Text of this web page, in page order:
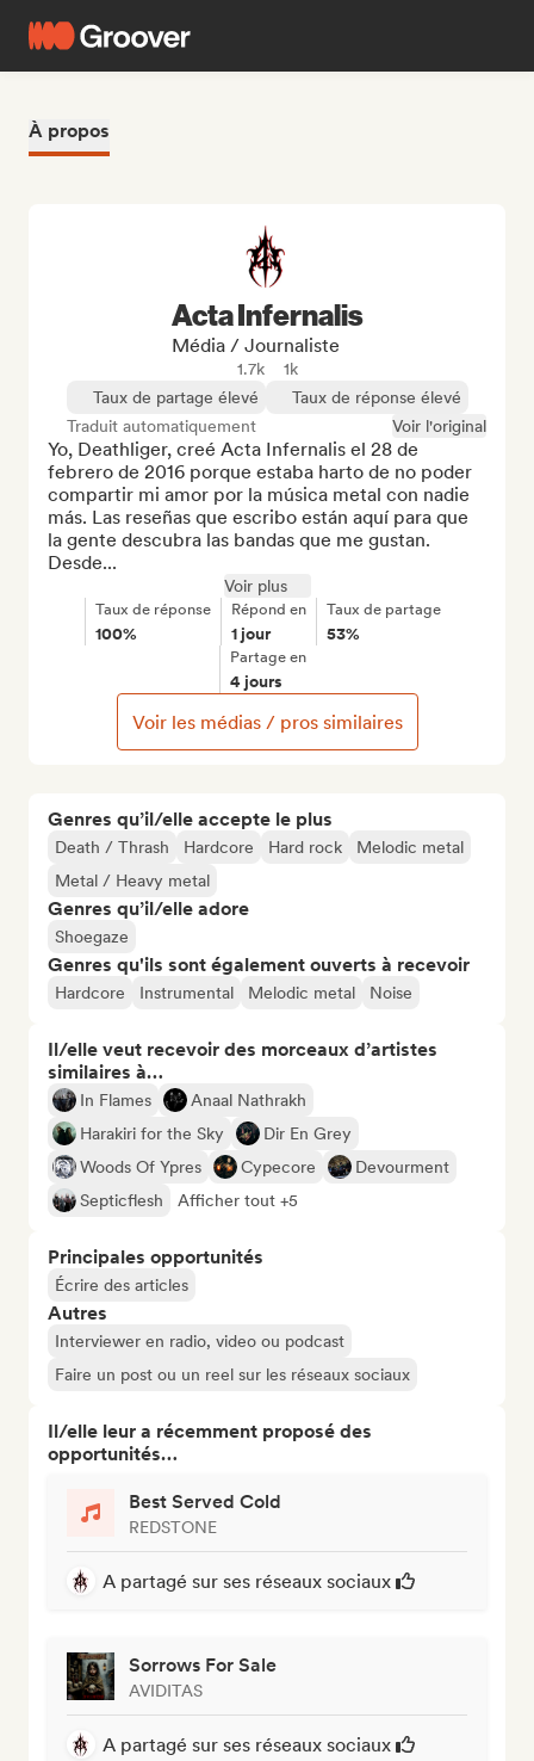
À propos
Genres qu’il/elle accepte le plus
Death / Thrash Hardcore Hard rock
Melodic metal
Metal / Heavy metal
Genres qu’il/elle adore
Shoegaze
Genres qu'ils sont également ouverts à recevoir
Hardcore Instrumental Melodic metal Noise
Il/elle veut recevoir des morceaux d’artistes
similaires à…
In Flames
Anaal Nathrakh
Harakiri for the Sky
Dir En Grey
Woods Of Ypres
Cypecore
Devourment
Septicflesh
Afficher tout +5
Principales opportunités
Écrire des articles
Autres
Interviewer en radio, video ou podcast
Faire un post ou un reel sur les réseaux sociaux
Il/elle leur a récemment proposé des
opportunités…
Best Served Cold
REDSTONE
A partagé sur ses réseaux sociaux
Sorrows For Sale
AVIDITAS
A partagé sur ses réseaux sociaux
Acta Infernalis
Média / Journaliste
1.7k
1k
Taux de partage élevé
Taux de réponse élevé
Traduit automatiquement
Voir l'original
Yo, Deathliger, creé Acta Infernalis el 28 de
febrero de 2016 porque estaba harto de no poder
compartir mi amor por la música metal con nadie
más. Las reseñas que escribo están aquí para que
la gente descubra las bandas que me gustan.
Desde...
Voir plus
Taux de réponse
100%
Répond en
1 jour
Taux de partage
53%
Partage en
4 jours
Voir les médias / pros similaires